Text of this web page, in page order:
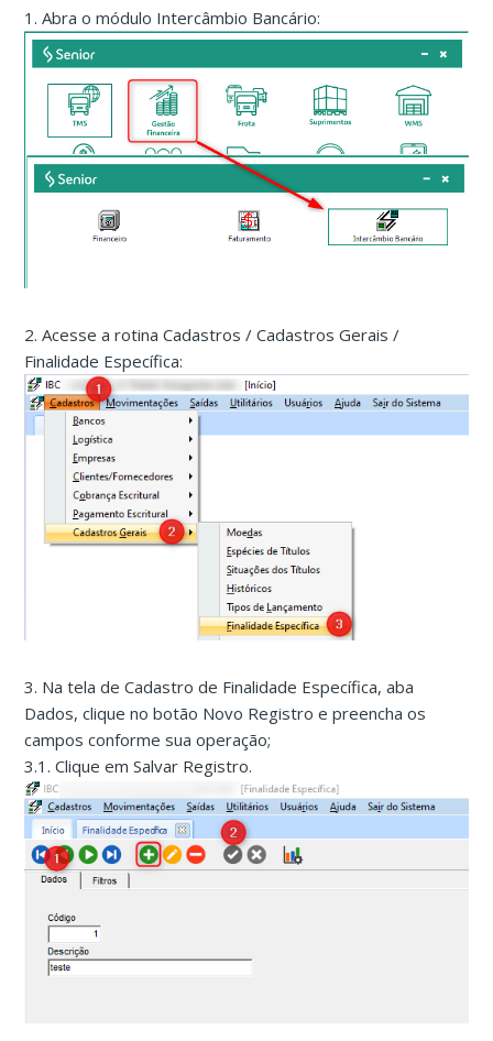
1. Abra o módulo Intercâmbio Bancário:
2. Acesse a rotina Cadastros / Cadastros Gerais /
Finalidade Específica:
3. Na tela de Cadastro de Finalidade Específica, aba
Dados, clique no botão Novo Registro e preencha os
campos conforme sua operação;
3.1. Clique em Salvar Registro.